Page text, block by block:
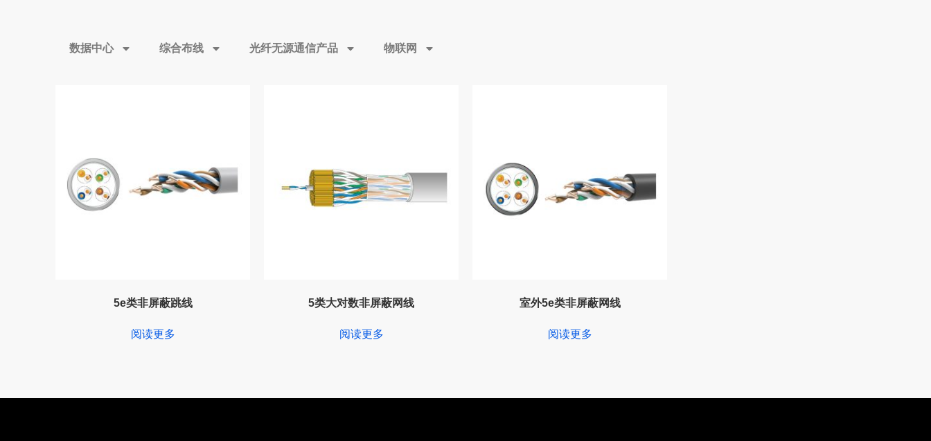
数据中心 综合布线 光纤无源通信产品 物联网
5e类非屏蔽跳线
阅读更多
5类大对数非屏蔽网线
阅读更多
室外5e类非屏蔽网线
阅读更多